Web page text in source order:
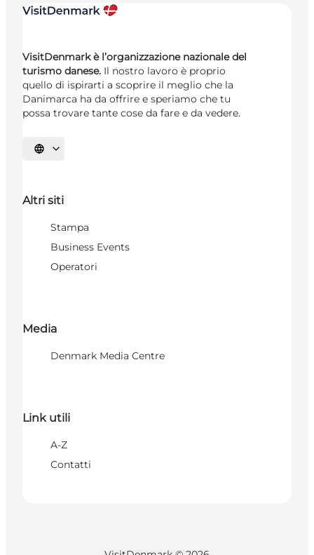
VisitDenmark è l’organizzazione nazionale del
turismo danese. Il nostro lavoro è proprio
quello di ispirarti a scoprire il meglio che la
Danimarca ha da offrire e speriamo che tu
possa trovare tante cose da fare e da vedere.
Seleziona la lingua
Altri siti
Stampa
Business Events
Operatori
Media
Denmark Media Centre
Link utili
A-Z
Contatti